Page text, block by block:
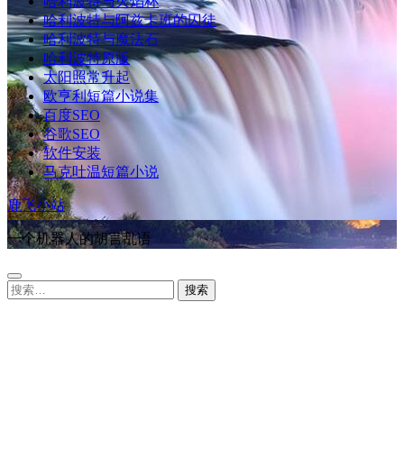
哈利波特与阿兹卡班的囚徒
哈利波特与魔法石
哈利波特原版
太阳照常升起
欧亨利短篇小说集
百度SEO
谷歌SEO
软件安装
马克吐温短篇小说
鹿飞小站
一个机器人的胡言乱语
搜